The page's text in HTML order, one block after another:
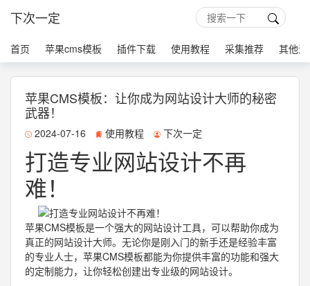
下次一定
首页 苹果cms模板 插件下载 使用教程 采集推荐 其他
苹果CMS模板：让你成为网站设计大师的秘密
武器！
2024-07-16 使用教程 下次一定
打造专业网站设计不再
难！
苹果CMS模板是一个强大的网站设计工具，可以帮助你成为
真正的网站设计大师。无论你是刚入门的新手还是经验丰富
的专业人士，苹果CMS模板都能为你提供丰富的功能和强大
的定制能力，让你轻松创建出专业级的网站设计。